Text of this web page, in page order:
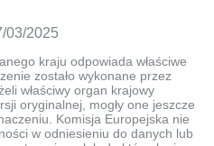
03/2025
kraju odpowiada właściwe
zostało wykonane przez
właściwy organ krajowy
oryginalnej, mogły one jeszcze
Komisja Europejska nie
w odniesieniu do danych lub